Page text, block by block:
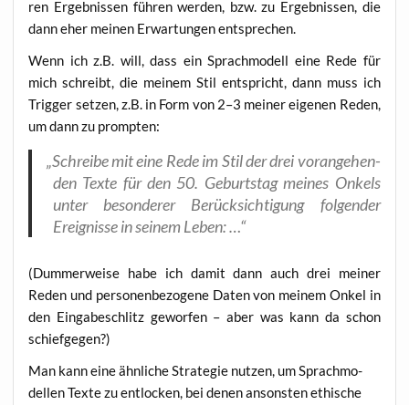
ren Ergeb­nis­sen füh­ren wer­den, bzw. zu Ergeb­nis­sen, die
dann eher mei­nen Erwar­tun­gen entsprechen.
Wenn ich z.B. will, dass ein Sprach­mo­dell eine Rede für
mich schreibt, die mei­nem Stil ent­spricht, dann muss ich
Trig­ger set­zen, z.B. in Form von 2–3 mei­ner eige­nen Reden,
um dann zu prompten:
„Schrei­be mit eine Rede im Stil der drei vor­an­ge­hen­
den Tex­te für den 50. Geburts­tag mei­nes Onkels
unter beson­de­rer Berück­sich­ti­gung fol­gen­der
Ereig­nis­se in sei­nem Leben: …“
(Dum­mer­wei­se habe ich damit dann auch drei mei­ner
Reden und per­so­nen­be­zo­ge­ne Daten von mei­nem Onkel in
den Ein­ga­be­schlitz gewor­fen – aber was kann da schon
schiefgegen?)
Man kann eine ähn­li­che Stra­te­gie nut­zen, um Sprach­mo­
del­len Tex­te zu ent­lo­cken, bei denen ansons­ten ethi­sche